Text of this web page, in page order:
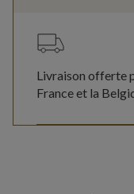
Livraison offerte
France et la